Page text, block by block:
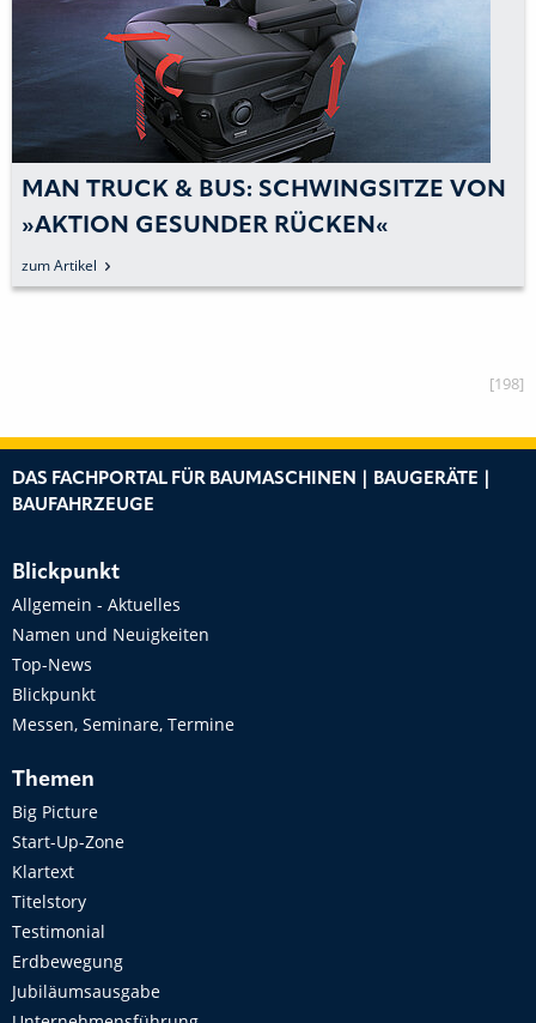
MAN TRUCK & BUS: SCHWINGSITZE VON
»AKTION GESUNDER RÜCKEN«
ZERTIFIZIERT
zum Artikel
[198]
DAS FACHPORTAL FÜR BAUMASCHINEN | BAUGERÄTE |
BAUFAHRZEUGE
Blickpunkt
Allgemein - Aktuelles
Namen und Neuigkeiten
Top-News
Blickpunkt
Messen, Seminare, Termine
Themen
Big Picture
Start-Up-Zone
Klartext
Titelstory
Testimonial
Erdbewegung
Jubiläumsausgabe